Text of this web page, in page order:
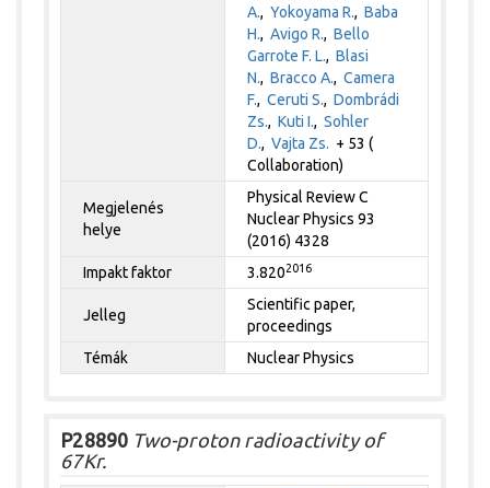
A.,Yokoyama R.,Baba
H.,Avigo R.,Bello
Garrote F. L.,Blasi
N.,Bracco A.,Camera
F.,Ceruti S.,Dombrádi
Zs.,Kuti I.,Sohler
D.,Vajta Zs. + 53 (
Collaboration)
Megjelenés
helye
Physical Review C
Nuclear Physics 93
(2016) 4328
Impakt faktor
3.8202016
Jelleg
Scientific paper,
proceedings
Témák
Nuclear Physics
P28890 Two-proton radioactivity of
67Kr.